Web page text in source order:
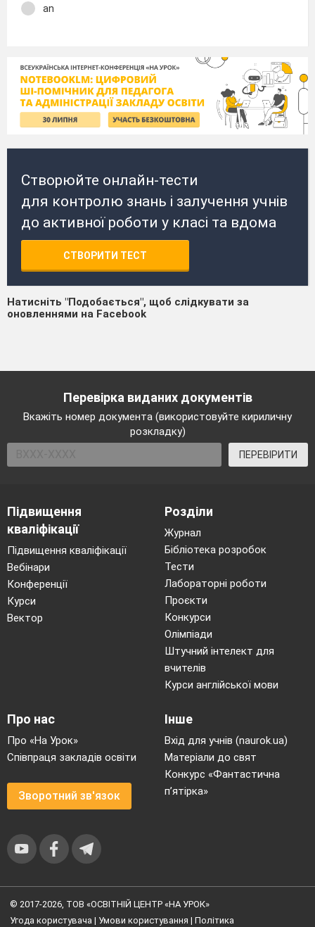
an
Створюйте онлайн-тести
для контролю знань і залучення учнів
до активної роботи у класі та вдома
СТВОРИТИ ТЕСТ
Натисніть "Подобається", щоб слідкувати за
оновленнями на Facebook
Перевірка виданих документів
Вкажіть номер документа (використовуйте кириличну
розкладку)
ПЕРЕВІРИТИ
Підвищення
кваліфікації
Підвищення кваліфікації
Вебінари
Конференції
Курси
Вектор
Розділи
Журнал
Бібліотека розробок
Тести
Лабораторні роботи
Проєкти
Конкурси
Олімпіади
Штучний інтелект для
вчителів
Курси англійської мови
Про нас
Про «На Урок»
Співпраця закладів освіти
Зворотний зв'язок
Інше
Вхід для учнів (naurok.ua)
Матеріали до свят
Конкурс «Фантастична
п’ятірка»
© 2017-2026, ТОВ «ОСВІТНІЙ ЦЕНТР «НА УРОК»
Угода користувача | Умови користування | Політика